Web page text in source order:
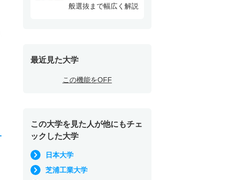
般選抜まで幅広く解説
最近見た大学
この機能をOFF
この大学を見た人が他にもチェ
ックした大学
日本大学
芝浦工業大学